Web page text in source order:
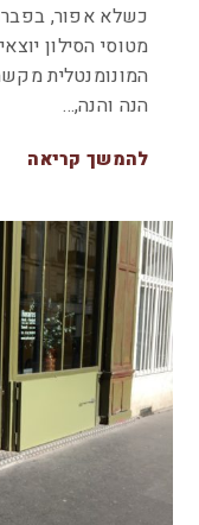
כשלא אפור,
מטוסי הסילון
המונומנטלית
הנה והנה,…
להמשך קריאה